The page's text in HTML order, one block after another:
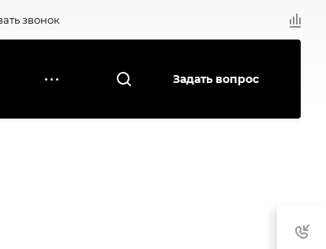
звонок
Задать вопрос